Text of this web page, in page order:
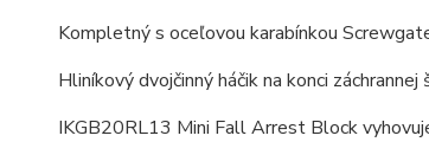
Kompletný s oceľovou karabínkou
Hliníkový dvojčinný háčik na konci záchrannej
IKGB20RL13 Mini Fall Arrest Block